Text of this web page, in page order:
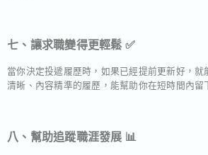
七、讓求職變得更輕鬆 ✅
當你決定投遞履歷時，如果已經提前更新好，
清晰、內容精準的履歷，能幫助你在短時間內留
八、幫助追蹤職涯發展 📊